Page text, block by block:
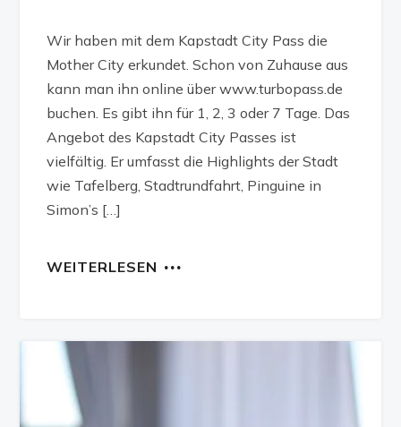
Wir haben mit dem Kapstadt City Pass die
Mother City erkundet. Schon von Zuhause aus
kann man ihn online über www.turbopass.de
buchen. Es gibt ihn für 1, 2, 3 oder 7 Tage. Das
Angebot des Kapstadt City Passes ist
vielfältig. Er umfasst die Highlights der Stadt
wie Tafelberg, Stadtrundfahrt, Pinguine in
Simon’s […]
WEITERLESEN